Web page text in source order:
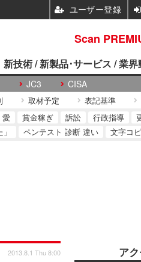
JC3 CISA
新技術 / 新製品･サービス / 業界
取材予定 表記基準
愛 賞金稼ぎ 訴訟 行政指導
ペンテスト 診断 違い 文字コ
2013.8.1 Thu 8:00 ア
Scan
ユーザー登録